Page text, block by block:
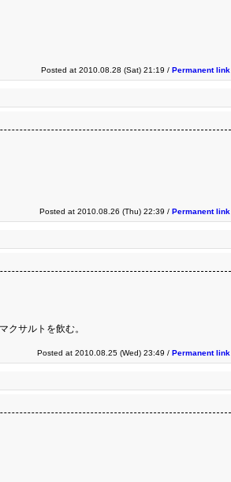
Posted at 2010.08.28 (Sat) 21:19 / Permanent link
Posted at 2010.08.26 (Thu) 22:39 / Permanent link
クサルトを飲む。
Posted at 2010.08.25 (Wed) 23:49 / Permanent link